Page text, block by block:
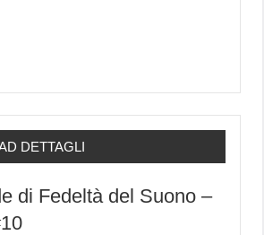
DETTAGLI
di Fedeltà del Suono –